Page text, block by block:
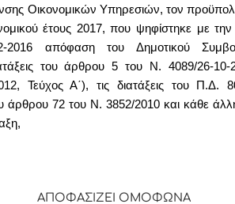
Οικονομικών Υπηρεσιών, τον
έτους 2017, που ψηφίστηκε με την
2016 απόφαση του Δημοτικού
του άρθρου 5 του Ν. 4089/26-
Τεύχος Α΄),τις διατάξεις του Π.Δ.
άρθρου 72 του Ν. 3852/2010 και κάθε
ΑΠΟΦΑΣΙΖΕΙ ΟΜΟΦΩΝΑ